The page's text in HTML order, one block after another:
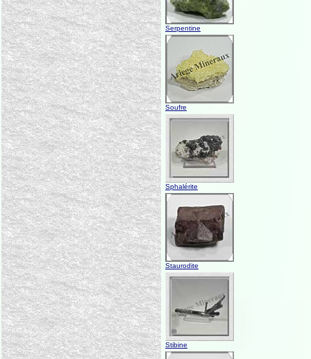
Serpentine
Soufre
Sphalérite
Staurodite
Stibine